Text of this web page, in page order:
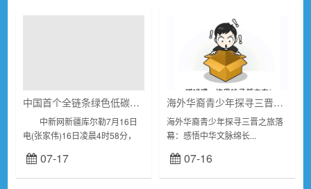
中国首个全链条绿色低碳乙烯工程在新疆投产
中新网新疆库尔勒7月16日
电(张家伟)16日凌晨4时58分，
120万吨/年二期乙烯及配套绿色
低碳示范工程正式投料开车一次
07-17
海外华裔青少年探寻三晋之旅落幕：感悟中华文脉绵长
海外华裔青少年探寻三晋之旅落
幕：感悟中华文脉绵长...
07-16